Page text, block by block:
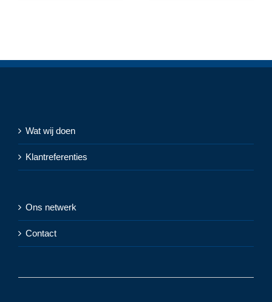
Wat wij doen
Klantreferenties
Ons netwerk
Contact